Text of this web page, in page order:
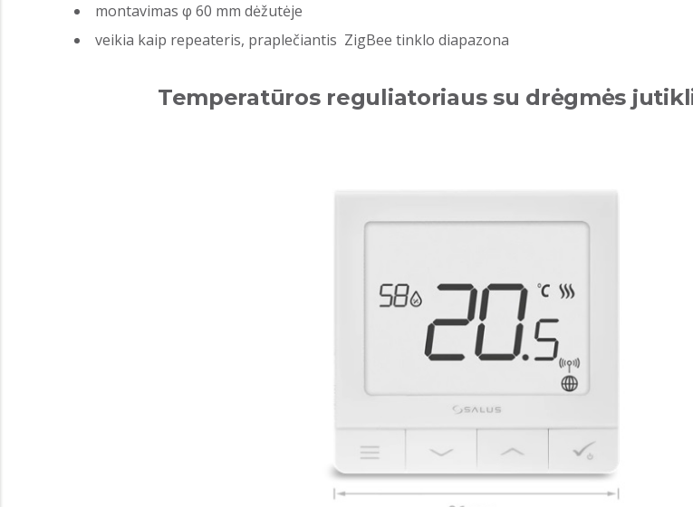
montavimas φ 60 mm dėžutėje
veikia kaip repeateris, praplečiantis ZigBee tinklo diapazona
Temperatūros reguliatoriaus su drėgmės